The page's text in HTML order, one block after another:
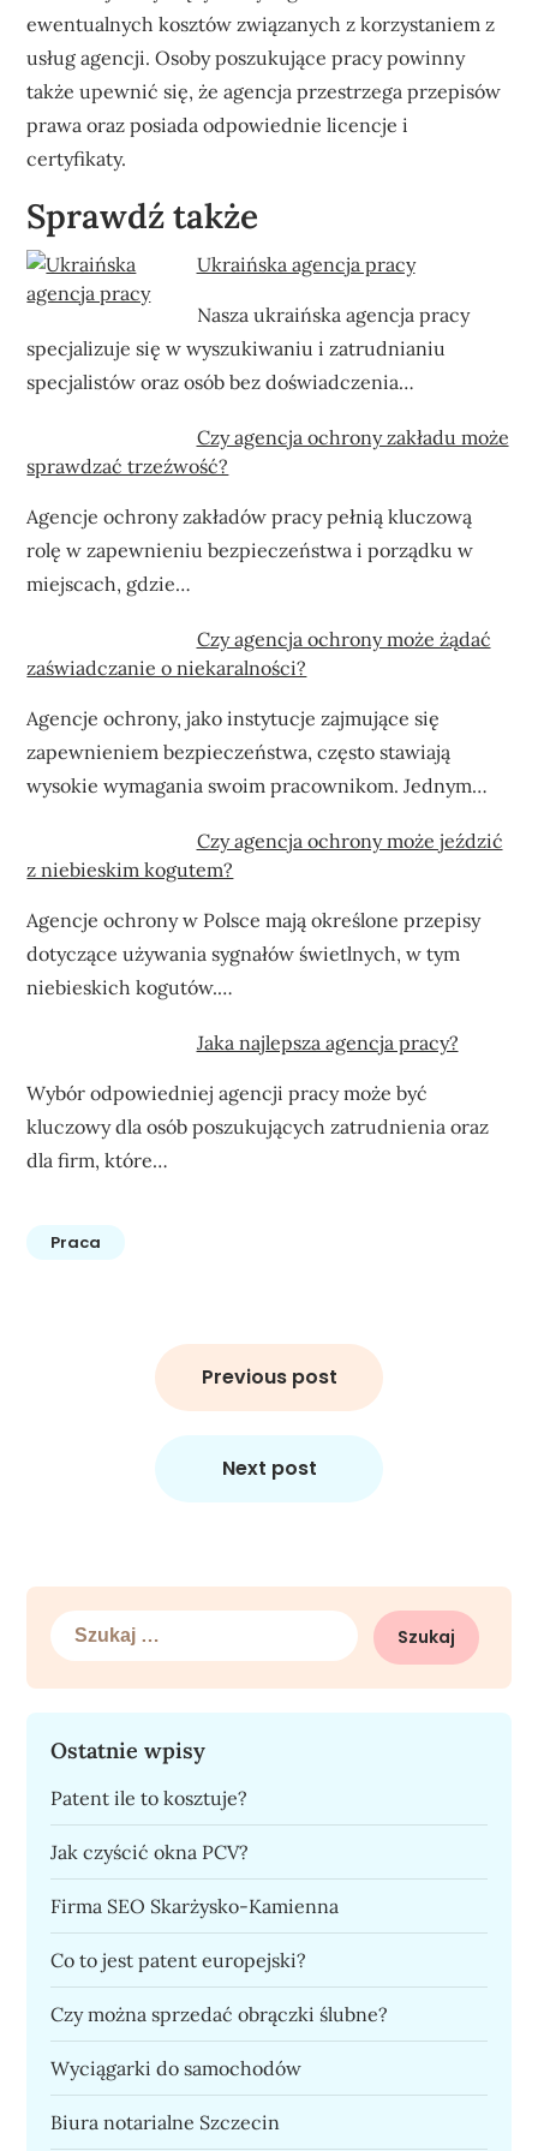
ewentualnych kosztów związanych z korzystaniem z
usług agencji. Osoby poszukujące pracy powinny
także upewnić się, że agencja przestrzega przepisów
prawa oraz posiada odpowiednie licencje i
certyfikaty.
Sprawdź także
Ukraińska agencja pracy
Nasza ukraińska agencja pracy
specjalizuje się w wyszukiwaniu i zatrudnianiu
specjalistów oraz osób bez doświadczenia…
Czy agencja ochrony zakładu może
sprawdzać trzeźwość?
Agencje ochrony zakładów pracy pełnią kluczową
rolę w zapewnieniu bezpieczeństwa i porządku w
miejscach, gdzie…
Czy agencja ochrony może żądać
zaświadczanie o niekaralności?
Agencje ochrony, jako instytucje zajmujące się
zapewnieniem bezpieczeństwa, często stawiają
wysokie wymagania swoim pracownikom. Jednym…
Czy agencja ochrony może jeździć
z niebieskim kogutem?
Agencje ochrony w Polsce mają określone przepisy
dotyczące używania sygnałów świetlnych, w tym
niebieskich kogutów.…
Jaka najlepsza agencja pracy?
Wybór odpowiedniej agencji pracy może być
kluczowy dla osób poszukujących zatrudnienia oraz
dla firm, które…
Praca
Previous post
Next post
Szukaj:
Ostatnie wpisy
Patent ile to kosztuje?
Jak czyścić okna PCV?
Firma SEO Skarżysko-Kamienna
Co to jest patent europejski?
Czy można sprzedać obrączki ślubne?
Wyciągarki do samochodów
Biura notarialne Szczecin